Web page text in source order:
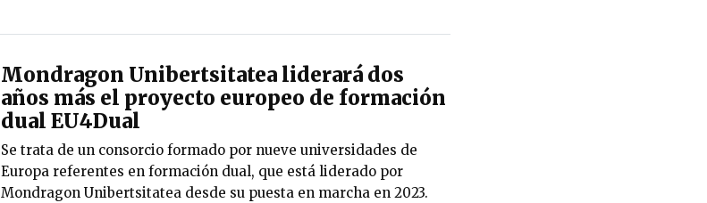
Mondragon Unibertsitatea liderará dos
años más el proyecto europeo de formación
dual EU4Dual
Se trata de un consorcio formado por nueve universidades de
Europa referentes en formación dual, que está liderado por
Mondragon Unibertsitatea desde su puesta en marcha en 2023.